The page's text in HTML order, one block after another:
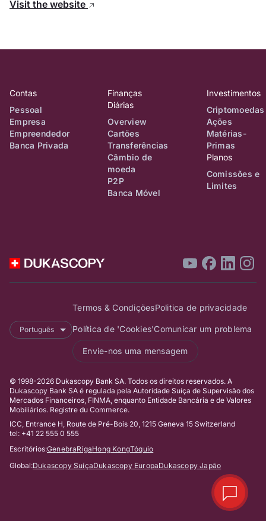
Visit the website
Contas
Pessoal
Empresa
Empreendedor
Banca Privada
Finanças
Diárias
Overview
Cartões
Transferências
Câmbio de
moeda
P2P
Banca Móvel
Investimentos
Criptomoedas
Ações
Matérias-
Primas
Planos
Comissões e
Limites
Português
Termos & CondiçõesPolitica de privacidade
Política de 'Cookies'Comunicar um problema
Envie-nos uma mensagem
© 1998-2026 Dukascopy Bank SA. Todos os direitos reservados. A
Dukascopy Bank SA é regulada pela Autoridade Suíça de Supervisão dos
Mercados Financeiros, FINMA, enquanto Entidade Bancária e de Valores
Mobiliários. Registre du Commerce.
ICC, Entrance H, Route de Pré-Bois 20, 1215 Geneva 15 Switzerland
tel: +41 22 555 0 555
Escritórios:GenebraRigaHong KongTóquio
Global:Dukascopy SuíçaDukascopy EuropaDukascopy Japão